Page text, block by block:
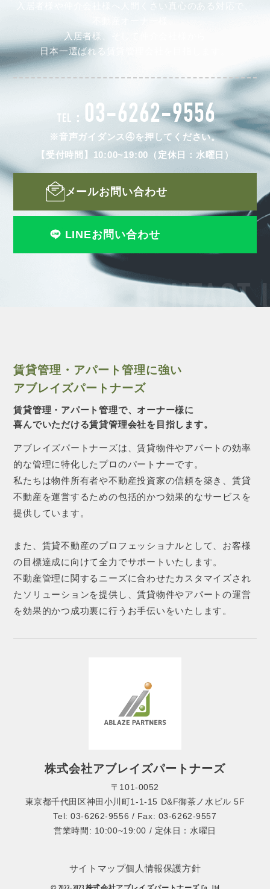
CONTACT
入居者様や仲介会社様へ人間くさい真心のある対応で、
入居者様、そして仲介会社様から
日本一選ばれる賃貸管理会社を目指します。
TEL： 03-6262-9556
※音声ガイダンス④を押してください。
【受付時間】10:00~19:00（定休日：水曜日）
メールお問い合わせ
LINEお問い合わせ
賃貸管理・アパート管理に強い
アブレイズパートナーズ
賃貸管理・アパート管理で、オーナー様に
喜んでいただける賃貸管理会社を目指します。
アブレイズパートナーズは、賃貸物件やアパートの効率
的な管理に特化したプロのパートナーです。
私たちは物件所有者や不動産投資家の信頼を築き、賃貸
不動産を運営するための包括的かつ効果的なサービスを
提供しています。
また、賃貸不動産のプロフェッショナルとして、お客様
の目標達成に向けて全力でサポートいたします。
不動産管理に関するニーズに合わせたカスタマイズされ
たソリューションを提供し、賃貸物件やアパートの運営
を効果的かつ成功裏に行うお手伝いをいたします。
株式会社アブレイズパートナーズ
〒101-0052
東京都千代田区神田小川町1-1-15 D&F御茶ノ水ビル 5F
Tel: 03-6262-9556 / Fax: 03-6262-9557
営業時間: 10:00~19:00 / 定休日：水曜日
サイトマップ個人情報保護方針